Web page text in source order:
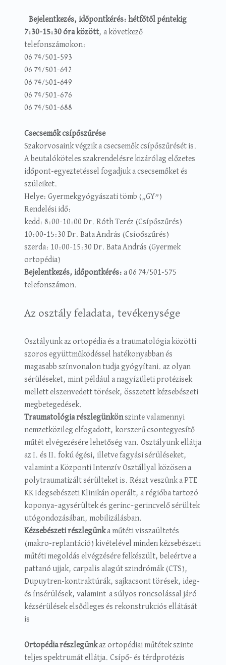
Bejelentkezés, időpontkérés: hétfőtől péntekig
7:30-15:30 óra között, a következő
telefonszámokon:
06 74/501-593
06 74/501-642
06 74/501-649
06 74/501-676
06 74/501-688
Csecsemők csípőszűrése
Szakorvosaink végzik a csecsemők csípőszűrését is.
A beutalóköteles szakrendelésre kizárólag előzetes
időpont-egyeztetéssel fogadjuk a csecsemőket és
szüleiket.
Helye: Gyermekgyógyászati tömb („GY”)
Rendelési idő:
kedd: 8:00-10:00 Dr. Róth Teréz (Csípőszűrés)
10:00-15:30 Dr. Bata András (Csíoőszűrés)
szerda: 10:00-15:30 Dr. Bata András (Gyermek
ortopédia)
Bejelentkezés, időpontkérés: a 06 74/501-575
telefonszámon.
Az osztály feladata, tevékenysége
Osztályunk az ortopédia és a traumatológia közötti
szoros együttműködéssel hatékonyabban és
magasabb színvonalon tudja gyógyítani. az olyan
sérüléseket, mint például a nagyízületi protézisek
mellett elszenvedett törések, összetett kézsebészeti
megbetegedések.
Traumatológia részlegünkönszinte valamennyi
nemzetközileg elfogadott, korszerű csontegyesítő
műtét elvégezésére lehetőség van. Osztályunk ellátja
az I. és II. fokú égési, illetve fagyási sérüléseket,
valamint a Központi Intenzív Osztállyal közösen a
polytraumatizált sérülteket is. Részt veszünk a PTE
KK Idegsebészeti Klinikán operált, a régióba tartozó
koponya–agysérültek és gerinc–gerincvelő sérültek
utógondozásában, mobilizálásban.
Kézsebészeti részlegünka műtéti visszaültetés
(makro-replantáció) kivételével minden kézsebészeti
műtéti megoldás elvégzésére felkészült, beleértve a
pattanó ujjak, carpalis alagút szindrómák (CTS),
Dupuytren-kontraktúrák, sajkacsont törések, ideg-
és ínsérülések, valamint a súlyos roncsolással járó
kézsérülések elsődleges és rekonstrukciós ellátását
is
Ortopédia részlegünkaz ortopédiai műtétek szinte
teljes spektrumát ellátja. Csípő- és térdprotézis